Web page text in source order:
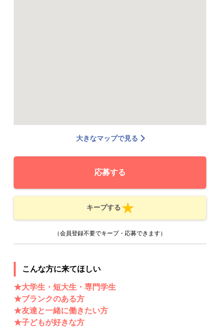
大きなマップで見る
応募する
キープする
（会員登録不要でキープ・応募できます）
こんな方に来てほしい
★大学生・短大生・専門学生
★ブランクのある方
★友達と一緒に働きたい方
★子どもが好きな方